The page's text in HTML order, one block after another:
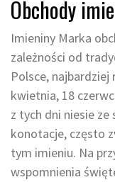
Obchody
Imieniny Marka
zależności od
Polsce,
kwietnia, 18
z tych dni niesie
konotacje, często
tym imieniu. Na
wspomnienia